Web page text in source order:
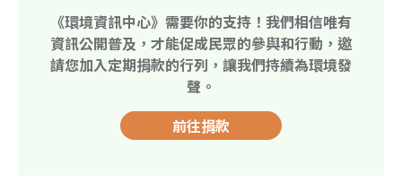
《環境資訊中心》需要你的支持！我們相信唯有
資訊公開普及，才能促成民眾的參與和行動，邀
請您加入定期捐款的行列，讓我們持續為環境發
聲。
前往捐款